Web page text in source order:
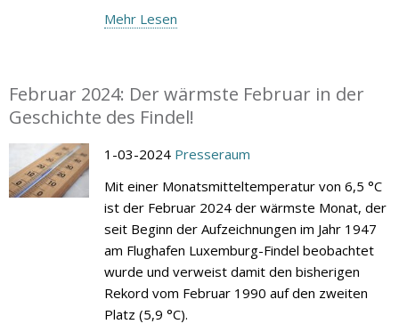
Mehr Lesen
Februar 2024: Der wärmste Februar in der
Geschichte des Findel!
1-03-2024 Presseraum
Mit einer Monatsmitteltemperatur von 6,5 °C
ist der Februar 2024 der wärmste Monat, der
seit Beginn der Aufzeichnungen im Jahr 1947
am Flughafen Luxemburg-Findel beobachtet
wurde und verweist damit den bisherigen
Rekord vom Februar 1990 auf den zweiten
Platz (5,9 °C).